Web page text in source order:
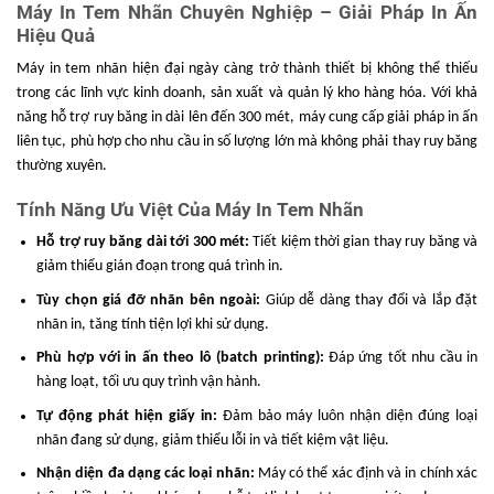
lõi cuộn
giấy
1 inch (25.4 mm)
Đường
kính ruy
băng
mực tối
đa
67 mm
dài ruy
mực
300 m
lõi ruy
băng
1 inch (25.4 mm)
Chiều
băng
pháp
Cuộn ra ngoài (Outward rolling)
Máy In Tem Nhãn Chuyên Nghiệp – Giải Pháp In Ấn
Hiệu Quả
Máy in tem nhãn hiện đại ngày càng trở thành thiết bị không thể thiếu
trong các lĩnh vực kinh doanh, sản xuất và quản lý kho hàng hóa. Với khả
năng hỗ trợ ruy băng in dài lên đến 300 mét, máy cung cấp giải pháp in ấn
liên tục, phù hợp cho nhu cầu in số lượng lớn mà không phải thay ruy băng
thường xuyên.
Tính Năng Ưu Việt Của Máy In Tem Nhãn
Hỗ trợ ruy băng dài tới 300 mét: Tiết kiệm thời gian thay ruy băng và
giảm thiểu gián đoạn trong quá trình in.
Tùy chọn giá đỡ nhãn bên ngoài: Giúp dễ dàng thay đổi và lắp đặt
nhãn in, tăng tính tiện lợi khi sử dụng.
Phù hợp với in ấn theo lô (batch printing): Đáp ứng tốt nhu cầu in
hàng loạt, tối ưu quy trình vận hành.
Tự động phát hiện giấy in: Đảm bảo máy luôn nhận diện đúng loại
nhãn đang sử dụng, giảm thiểu lỗi in và tiết kiệm vật liệu.
Nhận diện đa dạng các loại nhãn: Máy có thể xác định và in chính xác